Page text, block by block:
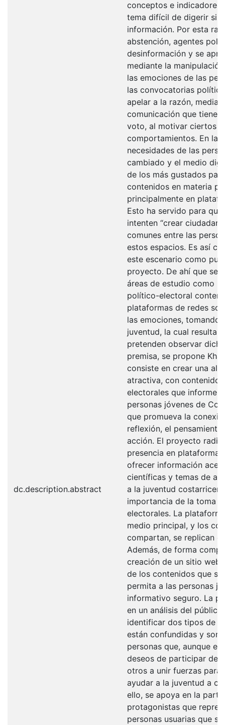
dc.description.abstract
conceptos e indicadores
tema difícil de digerir sin
información. Por esta
abstención, agentes
desinformación y se
mediante la
las emociones de las
las convocatorias
apelar a la razón,
comunicación que
voto, al motivar ciertos
comportamientos. En la
necesidades de las
cambiado y el medio
de los más gustados
contenidos en materia
principalmente en
Esto ha servido para
intenten “crear
comunes entre las
estos espacios. Es así
este escenario como
proyecto. De ahí que se
áreas de estudio como
político-electoral
plataformas de redes
las emociones, tomando
juventud, la cual resulta
pretenden observar
premisa, se propone
consiste en crear una
atractiva, con contenido
electorales que informe,
personas jóvenes de
que promueva la
reflexión, el
acción. El proyecto
presencia en
ofrecer información
científicas y temas de
a la juventud
importancia de la toma
electorales. La
medio principal, y los
compartan, se replican
Además, de forma
creación de un sitio web
de los contenidos que
permita a las personas
informativo seguro. La
en un análisis del
identificar dos tipos de
están confundidas y son
personas que, aunque
deseos de participar del
otros a unir fuerzas para
ayudar a la juventud a
ello, se apoya en la
protagonistas que
personas usuarias que